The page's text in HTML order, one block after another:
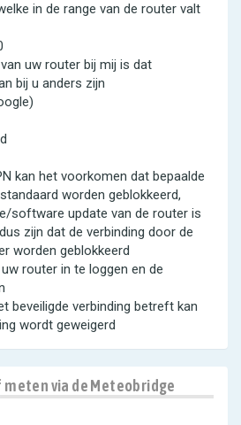
in de range van de router valt
uw router bij mij is dat
bij u anders zijn
kan het voorkomen dat bepaalde
worden geblokkeerd,
software update van de router is
zijn dat de verbinding door de
worden geblokkeerd
router in te loggen en de
beveiligde verbinding betreft kan
wordt geweigerd
meten via de Meteobridge